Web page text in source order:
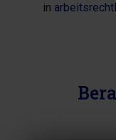
in